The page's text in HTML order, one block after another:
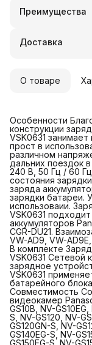
Преимущества
Оплата
Удобный
Доставка
О товаре
Особенности
конструкции
VSK0631
прост в
различном
дальних поездок
240 В, 50 Гц / 60
состояния
заряда
зарядки батареи.
использоваии.
VSK0631
аккумуляторов
CGR-DU21.
VW-AD9, VW-
В комплекте
VSK0631 Сетевой
зарядное
VSK0631
батарейного
Совместимость
видеокамер
GS10B, NV-
S, NV-GS120, NV-
GS120GN-S, NV-
GS140EG-S, NV-